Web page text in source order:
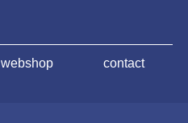
webshop contact